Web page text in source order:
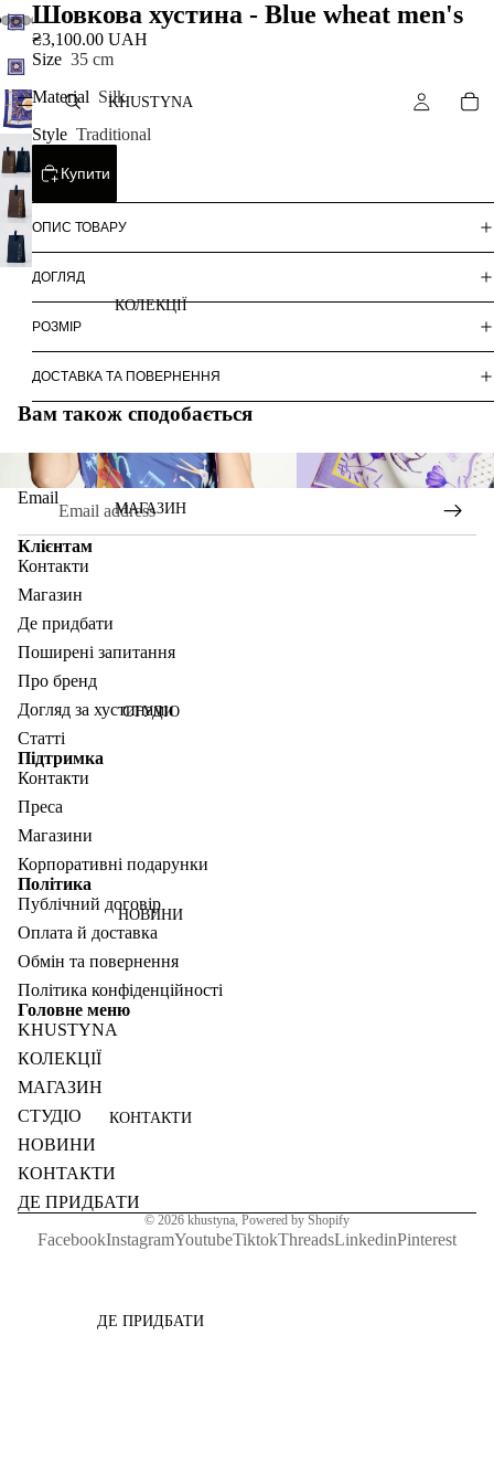
KHUSTYNA
КОЛЕКЦІЇ
МАГАЗИН
СТУДІО
НОВИНИ
КОНТАКТИ
ДЕ ПРИДБАТИ
Шовкова хустина - Blue wheat men's
₴3,100.00 UAH
Size 35 cm
Material Silk
Style Traditional
Купити
ОПИС ТОВАРУ
ДОГЛЯД
РОЗМІР
ДОСТАВКА ТА ПОВЕРНЕННЯ
Вам також сподобається
ARTNATION
COLLABORATIONS
Email
Клієнтам
Контакти
Магазин
Де придбати
Поширені запитання
Про бренд
Догляд за хустинами
Статті
Підтримка
Контакти
Преса
Магазини
Корпоративні подарунки
Політика
Публічний договір
Оплата й доставка
Обмін та повернення
Політика конфіденційності
Головне меню
KHUSTYNA
КОЛЕКЦІЇ
МАГАЗИН
СТУДІО
НОВИНИ
КОНТАКТИ
ДЕ ПРИДБАТИ
© 2026 khustyna Powered by Shopify
FacebookInstagramYoutubeTiktokThreadsLinkedinPinterest